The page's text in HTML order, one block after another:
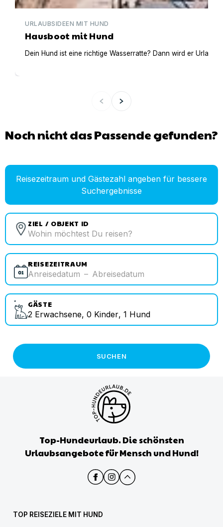
URLAUBSIDEEN MIT HUND
Hausboot mit Hund
Dein Hund ist eine richtige Wasserratte? Dann wird er
Noch nicht das Passende gefunden?
Reisezeitraum und Gästezahl angeben für bessere
Suchergebnisse
ZIEL / OBJEKT ID
REISEZEITRAUM
Anreisedatum – Abreisedatum
GÄSTE
2 Erwachsene, 0 Kinder, 1 Hund
SUCHEN
Top-Hundeurlaub. Die schönsten
Urlaubsangebote für Mensch und Hund!
TOP REISEZIELE MIT HUND